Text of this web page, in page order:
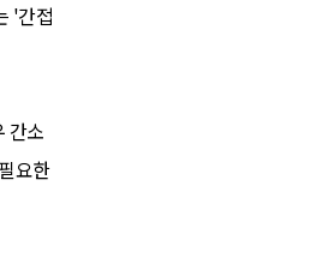
'간접
간소
요한